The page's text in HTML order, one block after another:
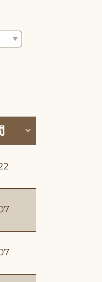
(升降冪)按發佈時間